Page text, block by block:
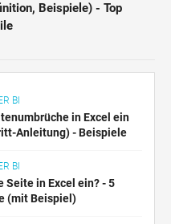
Beispiele) - Top
BI
in Excel ein
Anleitung) - Beispiele
BI
Seite in Excel ein? - 5
(mit Beispiel)